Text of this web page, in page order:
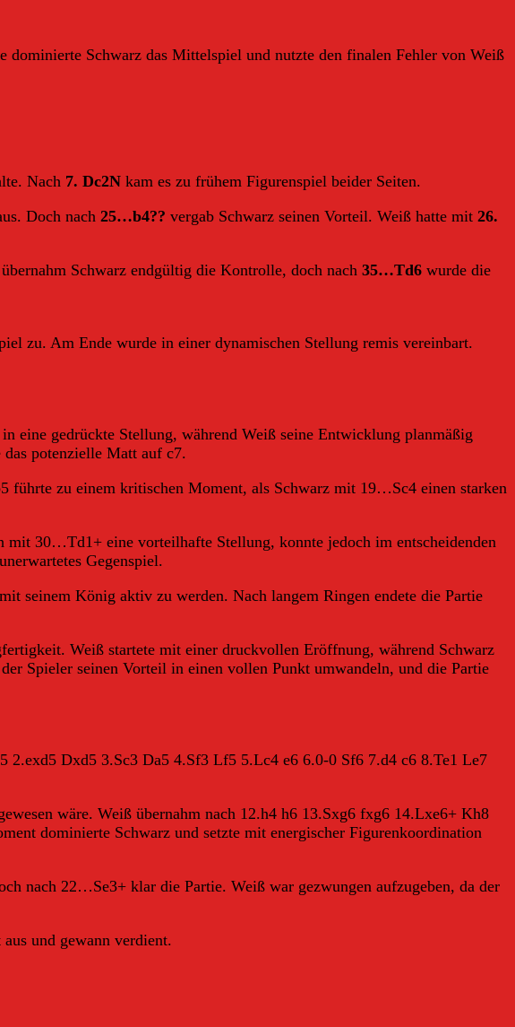
dominierte Schwarz das Mittelspiel und nutzte den finalen Fehler von Weiß
Nach 7. Dc2N kam es zu frühem Figurenspiel beider Seiten.
Doch nach 25…b4?? vergab Schwarz seinen Vorteil. Weiß hatte mit 26.
übernahm Schwarz endgültig die Kontrolle, doch nach 35…Td6 wurde die
zu. Am Ende wurde in einer dynamischen Stellung remis vereinbart.
eine gedrückte Stellung, während Weiß seine Entwicklung planmäßig
das potenzielle Matt auf c7.
zu einem kritischen Moment, als Schwarz mit 19…Sc4 einen starken
mit 30…Td1+ eine vorteilhafte Stellung, konnte jedoch im entscheidenden
Gegenspiel.
seinem König aktiv zu werden. Nach langem Ringen endete die Partie
Weiß startete mit einer druckvollen Eröffnung, während Schwarz
Spieler seinen Vorteil in einen vollen Punkt umwandeln, und die Partie
2.exd5 Dxd5 3.Sc3 Da5 4.Sf3 Lf5 5.Lc4 e6 6.0-0 Sf6 7.d4 c6 8.Te1 Le7
wäre. Weiß übernahm nach 12.h4 h6 13.Sxg6 fxg6 14.Lxe6+ Kh8
dominierte Schwarz und setzte mit energischer Figurenkoordination
nach 22…Se3+ klar die Partie. Weiß war gezwungen aufzugeben, da der
und gewann verdient.